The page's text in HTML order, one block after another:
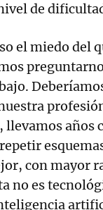
de
el miedo del
llevamos años
con mayor
no es